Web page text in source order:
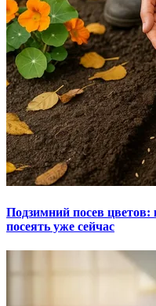
Подзимний посев цветов:
посеять уже сейчас